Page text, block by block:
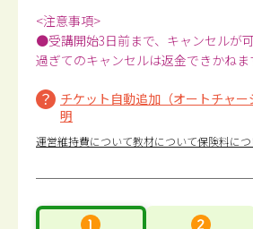
<注意事項>
●受講開始3日前まで、キャンセルが
過ぎてのキャンセルは返金できかねま
チケット自動追加（オートチャ
明
運営維持費について教材について保険料に